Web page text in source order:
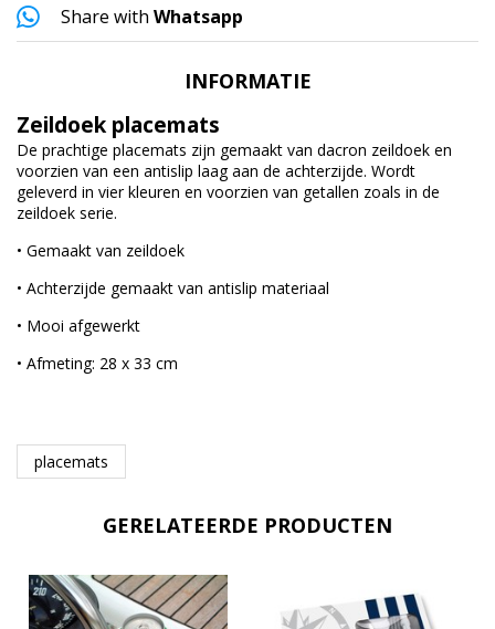
Share with Whatsapp
INFORMATIE
Zeildoek placemats
De prachtige placemats zijn gemaakt van dacron zeildoek en
voorzien van een antislip laag aan de achterzijde. Wordt
geleverd in vier kleuren en voorzien van getallen zoals in de
zeildoek serie.
• Gemaakt van zeildoek
• Achterzijde gemaakt van antislip materiaal
• Mooi afgewerkt
• Afmeting: 28 x 33 cm
placemats
GERELATEERDE PRODUCTEN